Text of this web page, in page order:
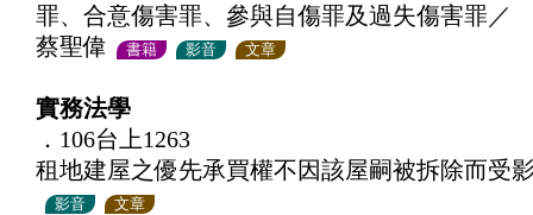
罪、合意傷害罪、參與自傷罪及過失傷害罪／
蔡聖偉
書籍 影音 文章
實務法學
．106台上1263
租地建屋之優先承買權不因該屋嗣被拆除而受
影音 文章